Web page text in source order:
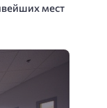
мест